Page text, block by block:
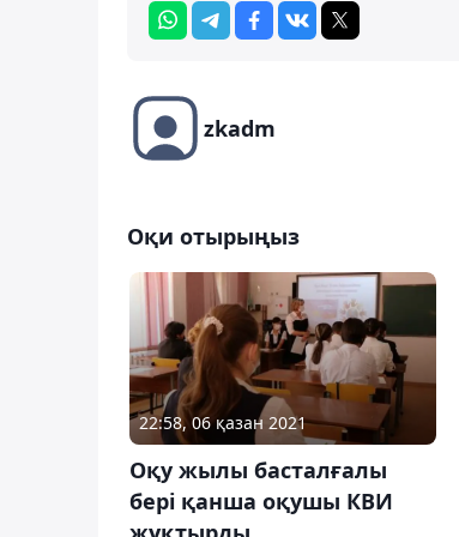
zkadm
Оқи отырыңыз
22:58, 06 қазан 2021
Оқу жылы басталғалы
бері қанша оқушы КВИ